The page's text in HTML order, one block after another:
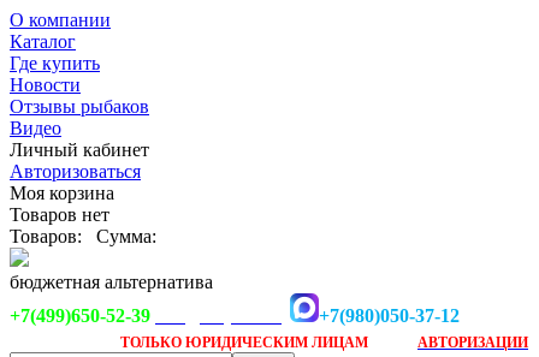
О компании
Каталог
Где купить
Новости
Отзывы рыбаков
Видео
Личный кабинет
Авторизоваться
Моя корзина
Товаров нет
Товаров:
Сумма:
бюджетная альтернатива
+7(499)650-52-39
+7(980)050-37-12
ТОЛЬКО ЮРИДИЧЕСКИМ ЛИЦАМ АВТОРИЗАЦИИ